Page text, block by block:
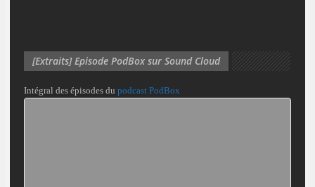
[Extraits] Episode PodBox sur Sound Cloud
Intégral des épisodes du podcast PodBox